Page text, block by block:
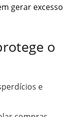
gerar excesso
o
e